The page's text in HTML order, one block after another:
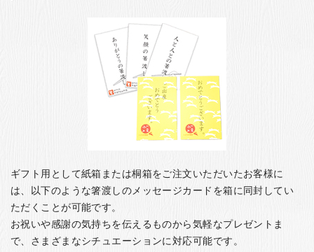
ギフト用として紙箱または桐箱をご注文いただいたお客様に
は、以下のような箸渡しのメッセージカードを箱に同封してい
ただくことが可能です。
お祝いや感謝の気持ちを伝えるものから気軽なプレゼントま
で、さまざまなシチュエーションに対応可能です。